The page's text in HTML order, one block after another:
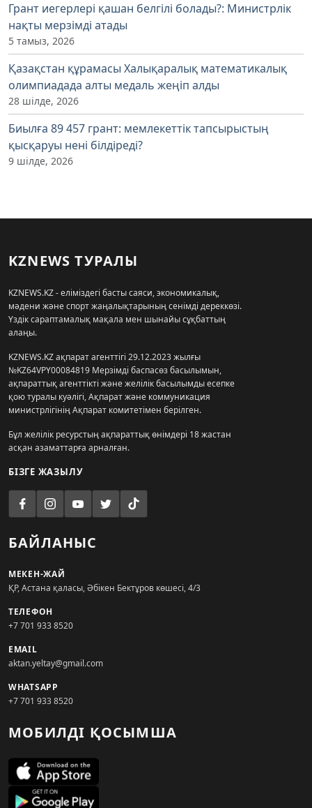
Грант иегерлері қашан белгілі болады?: Министрлік
нақты мерзімді атады
5 тамыз, 2026
Қазақстан құрамасы Халықаралық математикалық
олимпиадада алты медаль жеңіп алды
28 шілде, 2026
Биылға 89 457 грант: мемлекеттік тапсырыстың
қысқаруы нені білдіреді?
9 шілде, 2026
KZNEWS ТУРАЛЫ
KZNEWS.KZ - еліміздегі басты саяси, экономикалық,
мәдени және спорт жаңалықтарының сенімді дереккөзі.
Үздік сараптамалық мақала мен шынайы сұқбаттың
алаңы.
KZNEWS.KZ ақпарат агенттігі 29.12.2023 жылғы
№KZ64VPY00084819 Мерзімді баспасөз басылымын,
ақпараттық агенттікті және желілік басылымды есепке
қою туралы куәлігі, Ақпарат және коммуникация
министрлігінің Ақпарат комитетімен берілген.
Бұл желілік ресурстың ақпараттық өнімдері 18 жастан
асқан азаматтарға арналған.
БІЗГЕ ЖАЗЫЛУ
БАЙЛАНЫС
МЕКЕН-ЖАЙ
ҚР, Астана қаласы, Әбікен Бектұров көшесі, 4/3
ТЕЛЕФОН
+7 701 933 8520
EMAIL
aktan.yeltay@gmail.com
WHATSAPP
+7 701 933 8520
МОБИЛДІ ҚОСЫМША